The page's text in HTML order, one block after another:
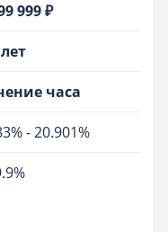
999 ₽
часа
-20.901%